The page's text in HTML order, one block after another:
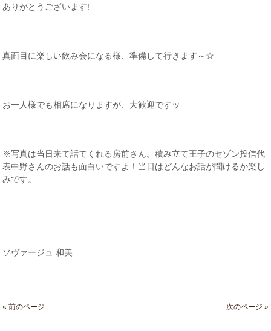
ありがとうございます!
真面目に楽しい飲み会になる様、準備して行きます～☆
お一人様でも相席になりますが、大歓迎ですッ
※写真は当日来て話てくれる房前さん。積み立て王子のセゾン投信代
表中野さんのお話も面白いですよ！当日はどんなお話が聞けるか楽し
みです。
ソヴァージュ 和美
« 前のページ 次のページ »